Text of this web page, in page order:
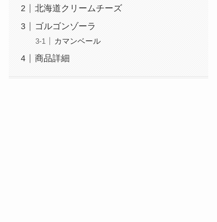
北海道クリームチーズ
ゴルゴンゾーラ
カマンベール
商品詳細